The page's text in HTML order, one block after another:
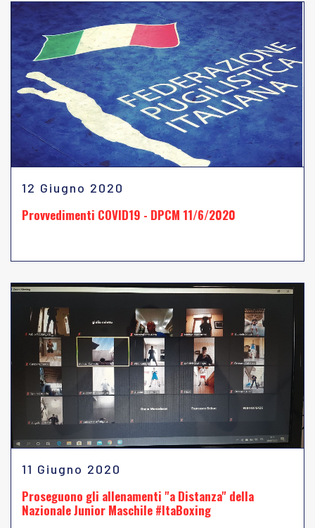
12 Giugno 2020
Provvedimenti COVID19 - DPCM 11/6/2020
11 Giugno 2020
Proseguono gli allenamenti "a Distanza" della
Nazionale Junior Maschile #ItaBoxing